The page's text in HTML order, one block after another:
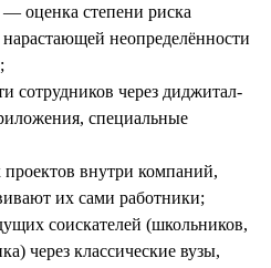
оценка степени риска
неопределённости
сотрудников через диджитал-
специальные
внутри компаний,
их сами работники;
соискателей (школьников,
через классические вузы,